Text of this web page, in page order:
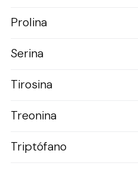
Prolina
Serina
Tirosina
Treonina
Triptófano